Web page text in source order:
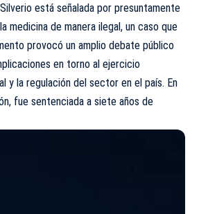
está señalada por presuntamente
medicina de manera ilegal, un caso que
provocó un amplio debate público
en torno al ejercicio
y la regulación del sector en el país. En
fue sentenciada a siete años de